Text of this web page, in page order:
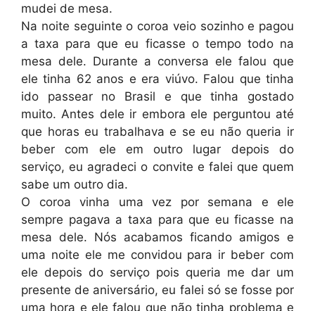
mudei de mesa.
Na noite seguinte o coroa veio sozinho e pagou
a taxa para que eu ficasse o tempo todo na
mesa dele. Durante a conversa ele falou que
ele tinha 62 anos e era viúvo. Falou que tinha
ido passear no Brasil e que tinha gostado
muito. Antes dele ir embora ele perguntou até
que horas eu trabalhava e se eu não queria ir
beber com ele em outro lugar depois do
serviço, eu agradeci o convite e falei que quem
sabe um outro dia.
O coroa vinha uma vez por semana e ele
sempre pagava a taxa para que eu ficasse na
mesa dele. Nós acabamos ficando amigos e
uma noite ele me convidou para ir beber com
ele depois do serviço pois queria me dar um
presente de aniversário, eu falei só se fosse por
uma hora e ele falou que não tinha problema e